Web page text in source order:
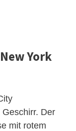
York
Der
mit rotem